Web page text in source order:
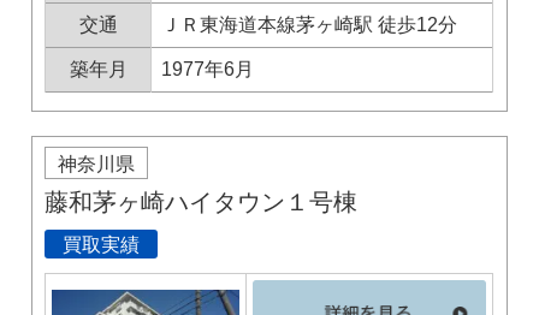
交通 ＪＲ東海道本線茅ヶ崎駅 徒歩12分
築年月 1977年6月
神奈川県
藤和茅ヶ崎ハイタウン１号棟
買取実績